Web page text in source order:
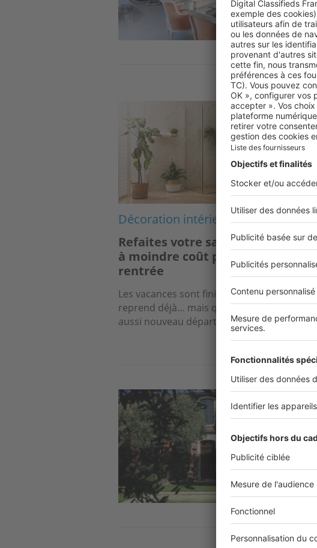
Décoration intérieure
Refaites votre salle de bains
à moindre coût pour la
rentrée
Les vacances sont finies et le travail
reprend déjà… mais qui dit reprise dit
aussi nouveau départ...
Image